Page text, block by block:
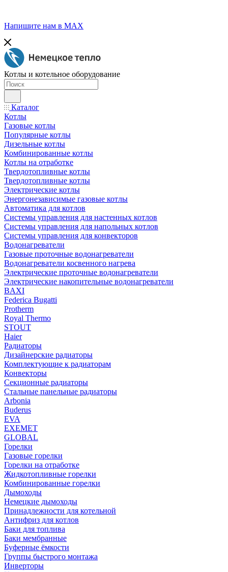
Напишите нам в МАХ
Котлы и котельное оборудование
Каталог
Котлы
Газовые котлы
Популярные котлы
Дизельные котлы
Комбинированные котлы
Котлы на отработке
Твердотопливные котлы
Твердотопливные котлы
Электрические котлы
Энергонезависимые газовые котлы
Автоматика для котлов
Системы управления для настенных котлов
Системы управления для напольных котлов
Системы управления для конвекторов
Водонагреватели
Газовые проточные водонагреватели
Водонагреватели косвенного нагрева
Электрические проточные водонагреватели
Электрические накопительные водонагреватели
BAXI
Federica Bugatti
Protherm
Royal Thermo
STOUT
Haier
Радиаторы
Дизайнерские радиаторы
Комплектующие к радиаторам
Конвекторы
Секционные радиаторы
Стальные панельные радиаторы
Arbonia
Buderus
EVA
EXEMET
GLOBAL
Горелки
Газовые горелки
Горелки на отработке
Жидкотопливные горелки
Комбинированные горелки
Дымоходы
Немецкие дымоходы
Принадлежности для котельной
Антифриз для котлов
Баки для топлива
Баки мембранные
Буферные ёмкости
Группы быстрого монтажа
Инверторы